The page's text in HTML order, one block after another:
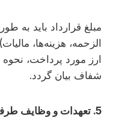
مبلغ قرارداد باید به
الزحمه، هزینه‌ها،
ارز مورد پرداخت،
شفاف بیان گردد.
5. تعهدات و وظایف طرفین: